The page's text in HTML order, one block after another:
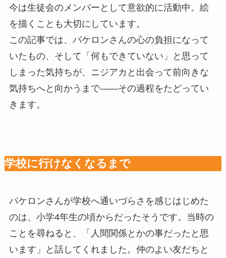
今は生徒会のメンバーとして意欲的に活動中。絵
を描くことも大切にしています。
この記事では、パケロンさんの心の負担になって
いたもの、そして「何もできていない」と思って
しまった気持ちが、ニジアカと出会って前向きな
気持ちへと向かうまで——その過程をたどってい
きます。
学校に行けなくなるまで
パケロンさんが学校へ通いづらさを感じはじめた
のは、小学4年生の頃からだったそうです。当時の
ことを尋ねると、「人間関係とかの事だったと思
います」と話してくれました。仲のよい友だちと